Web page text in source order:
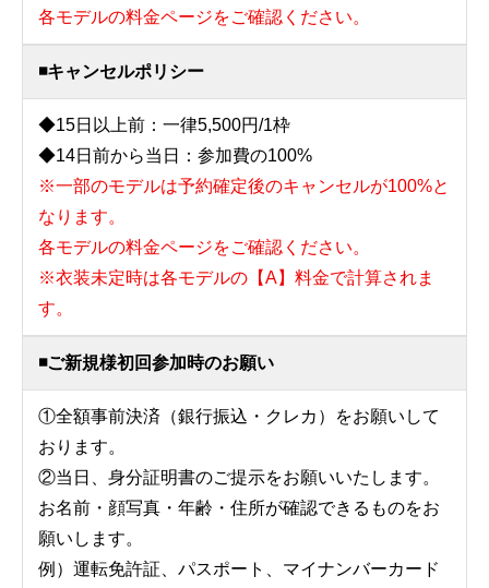
各モデルの料金ページをご確認ください。
◾️キャンセルポリシー
◆15日以上前：一律5,500円/1枠
◆14日前から当日：参加費の100%
※一部のモデルは予約確定後のキャンセルが100%と
なります。
各モデルの料金ページをご確認ください。
※衣装未定時は各モデルの【A】料金で計算されま
す。
◾️ご新規様初回参加時のお願い
①全額事前決済（銀行振込・クレカ）をお願いして
おります。
②当日、身分証明書のご提示をお願いいたします。
お名前・顔写真・年齢・住所が確認できるものをお
願いします。
例）運転免許証、パスポート、マイナンバーカード